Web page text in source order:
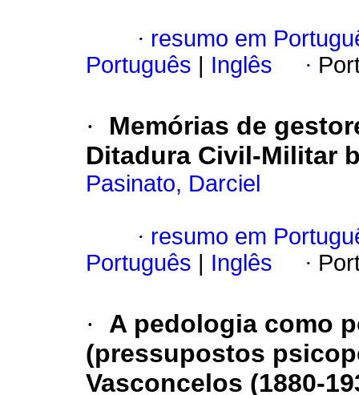
· resumo em
Português
Inglês ·
·
Memórias de
Ditadura Civil-Militar
Pasinato, Darciel
· resumo em
Português
Inglês ·
·
A pedologia como
(pressupostos
Vasconcelos (1880-